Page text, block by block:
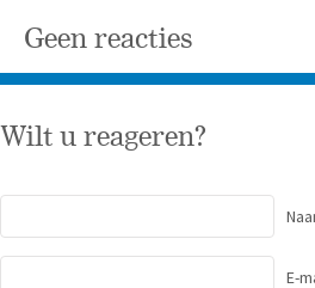
Geen reacties
Wilt u reageren?
E-